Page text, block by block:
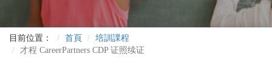
目前位置： 首頁
培訓課程
才程 CareerPartners CDP 证照续证